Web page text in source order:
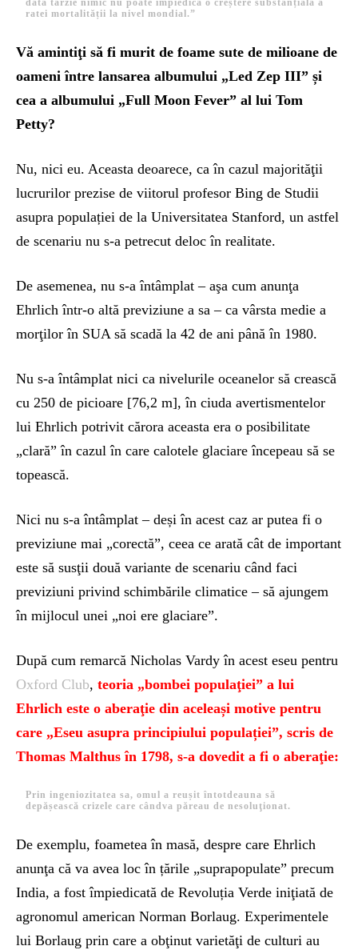
dată târzie nimic nu poate împiedica o creștere substanțială a
ratei mortalității la nivel mondial.”
Vă amintiţi să fi murit de foame sute de milioane de
oameni între lansarea albumului „Led Zep III” și
cea a albumului „Full Moon Fever” al lui Tom
Petty?
Nu, nici eu. Aceasta deoarece, ca în cazul majorităţii
lucrurilor prezise de viitorul profesor Bing de Studii
asupra populației de la Universitatea Stanford, un astfel
de scenariu nu s-a petrecut deloc în realitate.
De asemenea, nu s-a întâmplat – aşa cum anunţa
Ehrlich într-o altă previziune a sa – ca vârsta medie a
morţilor în SUA să scadă la 42 de ani până în 1980.
Nu s-a întâmplat nici ca nivelurile oceanelor să crească
cu 250 de picioare [76,2 m], în ciuda avertismentelor
lui Ehrlich potrivit cărora aceasta era o posibilitate
„clară” în cazul în care calotele glaciare începeau să se
topească.
Nici nu s-a întâmplat – deși în acest caz ar putea fi o
previziune mai „corectă”, ceea ce arată cât de important
este să susţii două variante de scenariu când faci
previziuni privind schimbările climatice – să ajungem
în mijlocul unei „noi ere glaciare”.
După cum remarcă Nicholas Vardy în acest eseu pentru
Oxford Club, teoria „bombei populaţiei” a lui
Ehrlich este o aberaţie din aceleași motive pentru
care „Eseu asupra principiului populației”, scris de
Thomas Malthus în 1798, s-a dovedit a fi o aberaţie:
Prin ingeniozitatea sa, omul a reușit întotdeauna să
depășească crizele care cândva păreau de nesoluţionat.
De exemplu, foametea în masă, despre care Ehrlich
anunţa că va avea loc în țările „suprapopulate” precum
India, a fost împiedicată de Revoluția Verde iniţiată de
agronomul american Norman Borlaug. Experimentele
lui Borlaug prin care a obţinut varietăţi de culturi au